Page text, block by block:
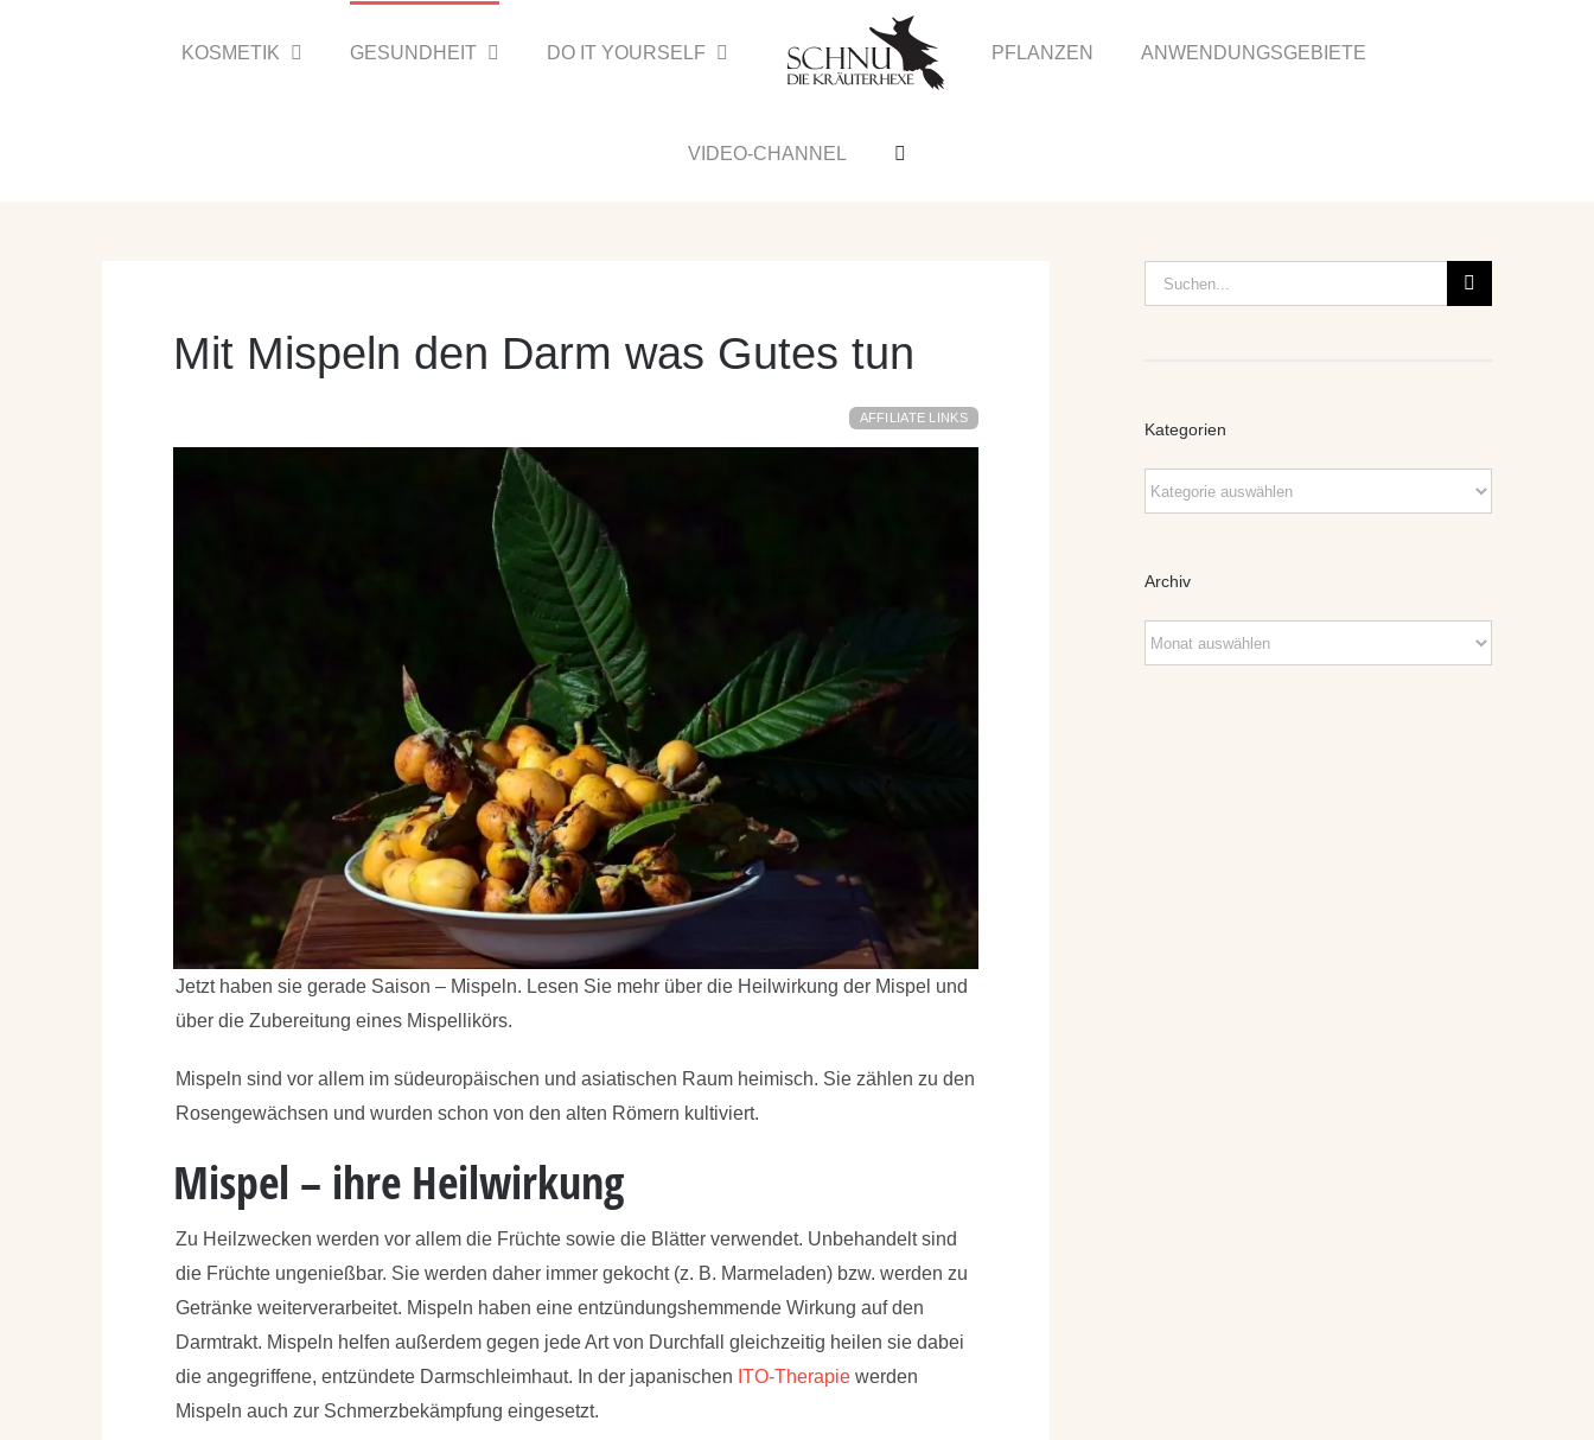
KOSMETIK GESUNDHEIT DO IT YOURSELF PFLANZEN ANWENDUNGSGEBIETE
VIDEO-CHANNEL
Mit Mispeln den Darm was Gutes tun
AFFILIATE LINKS
Jetzt haben sie gerade Saison – Mispeln. Lesen Sie mehr über die Heilwirkung der Mispel und
über die Zubereitung eines Mispellikörs.
Mispeln sind vor allem im südeuropäischen und asiatischen Raum heimisch. Sie zählen zu den
Rosengewächsen und wurden schon von den alten Römern kultiviert.
Mispel – ihre Heilwirkung
Zu Heilzwecken werden vor allem die Früchte sowie die Blätter verwendet. Unbehandelt sind
die Früchte ungenießbar. Sie werden daher immer gekocht (z. B. Marmeladen) bzw. werden zu
Getränke weiterverarbeitet. Mispeln haben eine entzündungshemmende Wirkung auf den
Darmtrakt. Mispeln helfen außerdem gegen jede Art von Durchfall gleichzeitig heilen sie dabei
die angegriffene, entzündete Darmschleimhaut. In der japanischen ITO-Therapie werden
Mispeln auch zur Schmerzbekämpfung eingesetzt.
Suche
nach:
Kategorien
Kategorien
Archiv
Archiv